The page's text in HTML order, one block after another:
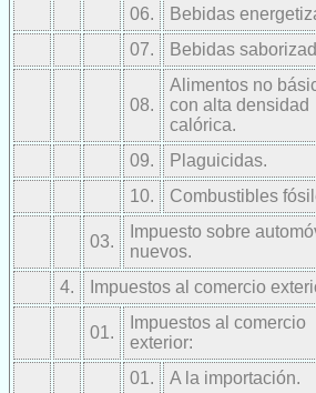
06. Bebidas
07.
Bebidas
08.
Alimentos no
con alta densidad
calórica.
09. Plaguicidas.
10.
Combustibles
03.
Impuesto sobre
nuevos.
4. Impuestos al comercio
01.
Impuestos al comercio
exterior:
01. A la importación.